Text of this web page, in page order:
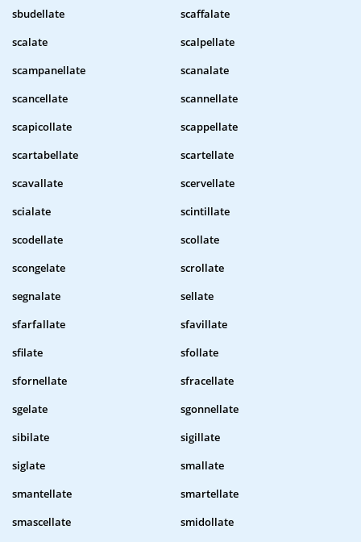
sbudellate
scaffalate
scalate
scalpellate
scampanellate
scanalate
scancellate
scannellate
scapicollate
scappellate
scartabellate
scartellate
scavallate
scervellate
scialate
scintillate
scodellate
scollate
scongelate
scrollate
segnalate
sellate
sfarfallate
sfavillate
sfilate
sfollate
sfornellate
sfracellate
sgelate
sgonnellate
sibilate
sigillate
siglate
smallate
smantellate
smartellate
smascellate
smidollate